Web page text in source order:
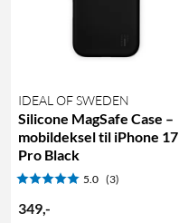
IDEAL OF SWEDEN
Silicone MagSafe Case –
mobildeksel til iPhone 17
Pro Black
5.0 (3)
349,-